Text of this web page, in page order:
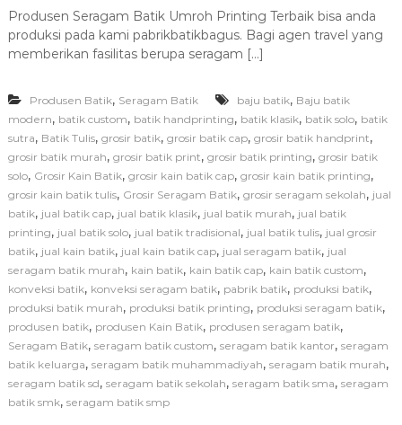
d
a
d
u
n
S
e
r
a
g
m
B
a
t
i
k
m
Produsen Seragam Batik Umroh Printing Terbaik bisa anda
produksi pada kami pabrikbatikbagus. Bagi agen travel yang
memberikan fasilitas berupa seragam […]
Produsen Batik, Seragam Batik baju batik, Baju batik
modern, batik custom, batik handprinting, batik klasik, batik solo, batik
sutra, Batik Tulis, grosir batik, grosir batik cap, grosir batik handprint,
grosir batik murah, grosir batik print, grosir batik printing, grosir batik
solo, Grosir Kain Batik, grosir kain batik cap, grosir kain batik printing,
grosir kain batik tulis, Grosir Seragam Batik, grosir seragam sekolah, jual
batik, jual batik cap, jual batik klasik, jual batik murah, jual batik
printing, jual batik solo, jual batik tradisional, jual batik tulis, jual grosir
batik, jual kain batik, jual kain batik cap, jual seragam batik, jual
seragam batik murah, kain batik, kain batik cap, kain batik custom,
konveksi batik, konveksi seragam batik, pabrik batik, produksi batik,
produksi batik murah, produksi batik printing, produksi seragam batik,
produsen batik, produsen Kain Batik, produsen seragam batik,
Seragam Batik, seragam batik custom, seragam batik kantor, seragam
batik keluarga, seragam batik muhammadiyah, seragam batik murah,
seragam batik sd, seragam batik sekolah, seragam batik sma, seragam
batik smk, seragam batik smp